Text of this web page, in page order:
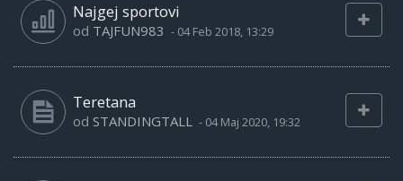
Najgej sportovi
od TAJFUN983 - 04 Feb 2018, 13:29
Teretana
od STANDINGTALL - 04 Maj 2020, 19:32